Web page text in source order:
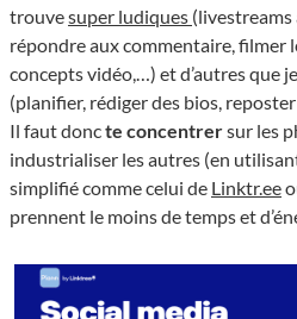
trouvesuper ludiques (livestreams
répondre aux commentaire, filmer
concepts vidéo,…) et d’autres que
(planifier, rédiger des bios,
Il faut doncte concentrersur les
industrialiser les autres (en
simplifié comme celui de Linktr.ee
prennent le moins de temps et